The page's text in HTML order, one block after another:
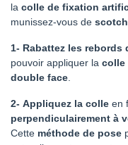
la colle de fixation
munissez-vous de
1- Rabattez les
pouvoir appliquer la colle
double face
2- Appliquez la colle en
perpendiculairement à
Cette méthode de pose